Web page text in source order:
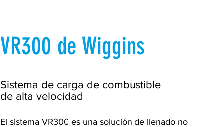
Sistema de carga de combustible
de alta velocidad
VR300 de Wiggins
El sistema VR300 es una solución de llenado no